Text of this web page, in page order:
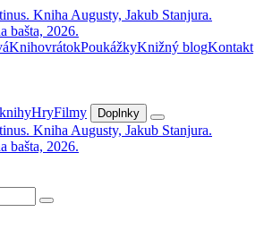
KnihovrátokPoukážkyKnižný blogKontakt
HryFilmy Doplnky